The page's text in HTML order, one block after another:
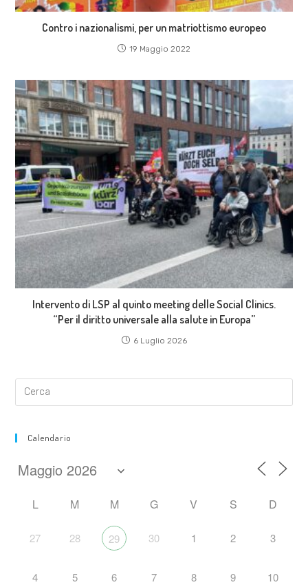
Contro i nazionalismi, per un matriottismo europeo
19 Maggio 2022
Intervento di LSP al quinto meeting delle Social Clinics.
“Per il diritto universale alla salute in Europa”
6 Luglio 2026
Calendario
L M M G V S D
27 28 29 30 1 2 3
4 5 6 7 8 9 10